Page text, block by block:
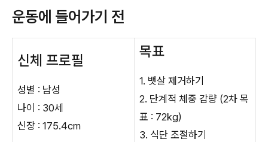
운동에 들어가기 전
신체 프로필
성별 : 남성
나이 : 30세
신장 : 175.4cm
목표
1. 뱃살 제거하기
2. 단계적 체중 감량 (2차 목
표 : 72kg)
3. 식단 조절하기